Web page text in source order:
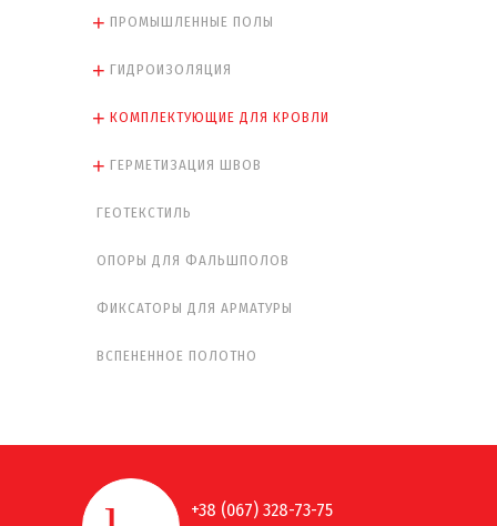
ПРОМЫШЛЕННЫЕ ПОЛЫ
ГИДРОИЗОЛЯЦИЯ
КОМПЛЕКТУЮЩИЕ ДЛЯ КРОВЛИ
ГЕРМЕТИЗАЦИЯ ШВОВ
ГЕОТЕКСТИЛЬ
ОПОРЫ ДЛЯ ФАЛЬШПОЛОВ
ФИКСАТОРЫ ДЛЯ АРМАТУРЫ
ВСПЕНЕННОЕ ПОЛОТНО
+38 (067) 328-73-75